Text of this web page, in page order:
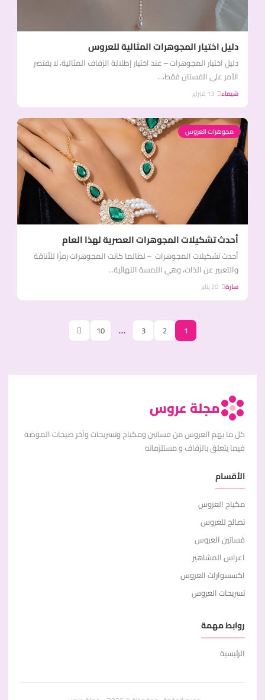
دليل اختيار المجوهرات المثالية للعروس
دليل اختيار المجوهرات – عند اختيار إطلالة الزفاف المثالية، لا يقتصر
الأمر على الفستان فقط،...
شيماء
مجوهرات العروس
أحدث تشكيلات المجوهرات العصرية لهذا العام
أحدث تشكيلات المجوهرات – لطالما كانت المجوهرات رمزًا للأناقة
والتعبير عن الذات، وهي اللمسة النهائية...
سارة
1
2
3
…
10
مجلة عروس
كل ما يهم العروس من فساتين ومكياج وتسريحات وآخر صيحات الموضة
فيما يتعلق بالزفاف و مستلزماته
الأقسام
مكياج العروس
نصائح للعروس
فساتين العروس
اعراس المشاهير
اكسسوارات العروس
تسريحات العروس
روابط مهمة
الرئيسية